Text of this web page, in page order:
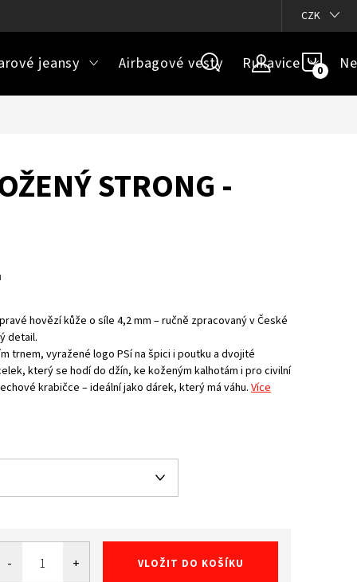
CZK
jeansy Airbagové vesty Rukavice
STRONG -
hovězí kůže o síle 4,2 mm – ručně zpracovaný v České
detail.
trnem, vyražené logo PSí na špici i poutku a dvojité
který se hodí do džín, ke koženým kalhotám i pro civilní
krabičce – ideální jako dárek, který má váhu. Více
VLOŽIT DO KOŠÍKU